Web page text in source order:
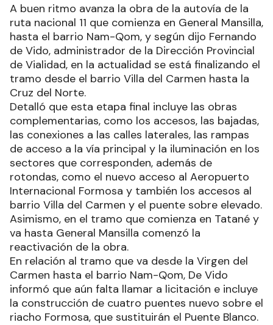
A buen ritmo avanza la obra de la autovía de la
ruta nacional 11 que comienza en General Mansilla,
hasta el barrio Nam-Qom, y según dijo Fernando
de Vido, administrador de la Dirección Provincial
de Vialidad, en la actualidad se está finalizando el
tramo desde el barrio Villa del Carmen hasta la
Cruz del Norte.
Detalló que esta etapa final incluye las obras
complementarias, como los accesos, las bajadas,
las conexiones a las calles laterales, las rampas
de acceso a la vía principal y la iluminación en los
sectores que corresponden, además de
rotondas, como el nuevo acceso al Aeropuerto
Internacional Formosa y también los accesos al
barrio Villa del Carmen y el puente sobre elevado.
Asimismo, en el tramo que comienza en Tatané y
va hasta General Mansilla comenzó la
reactivación de la obra.
En relación al tramo que va desde la Virgen del
Carmen hasta el barrio Nam-Qom, De Vido
informó que aún falta llamar a licitación e incluye
la construcción de cuatro puentes nuevo sobre el
riacho Formosa, que sustituirán el Puente Blanco.